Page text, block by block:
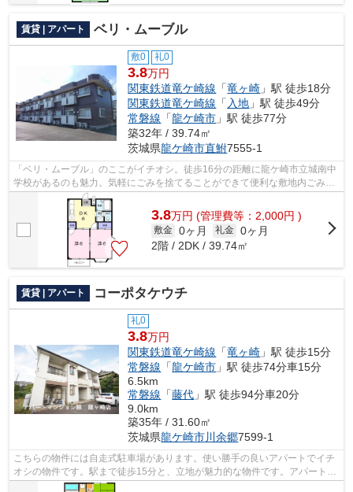
賃貸 | アパート ベリ・ムーブル
敷0 礼0
3.8万円
関東鉄道竜ケ崎線 「竜ヶ崎 」駅 徒歩18分
関東鉄道竜ケ崎線 「 入地 」駅 徒歩49分
常磐線 「龍ケ崎市 」駅 徒歩77分
築32年 / 39.74㎡
茨城県龍ケ崎市直鮒7555-1
「ベリ・ムーブル」のここがイチオシ。徒歩16分の距離に龍ケ崎市立城南中
学校があるのも魅力。気軽にごみを捨てることができて便利な敷地内ごみ置
き場つきの物件です。ATMに行かずとも...
3.8万円 (管理費等：2,000円 )
敷金 0ヶ月 礼金 0ヶ月
2階 / 2DK / 39.74㎡
賃貸 | アパート コーポタケウチ
礼0
3.8万円
関東鉄道竜ケ崎線 「竜ヶ崎 」駅 徒歩15分
常磐線 「龍ケ崎市 」駅 徒歩74分車15分
6.5km
常磐線 「藤代 」駅 徒歩94分車20分
9.0km
築35年 / 31.60㎡
茨城県龍ケ崎市川余郷7599-1
こちらの物件には自走式駐車場があります。使い勝手の良いアパートでイチ
オシの物件です。駅まで徒歩15分と、立地が魅力的な物件です。アパートマ
ンション館 龍ヶ崎店が紹介する関東...